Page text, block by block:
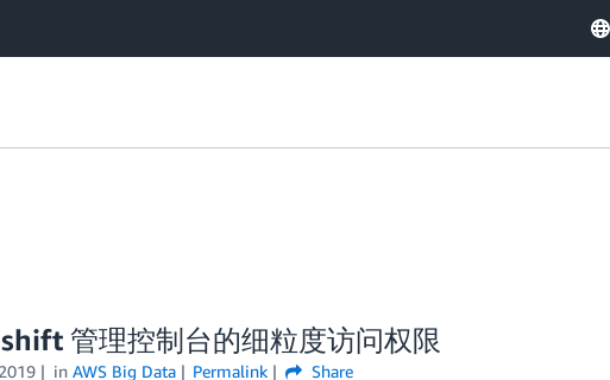
管理控制台的细粒度访问权限
in AWS Big Data Permalink Share